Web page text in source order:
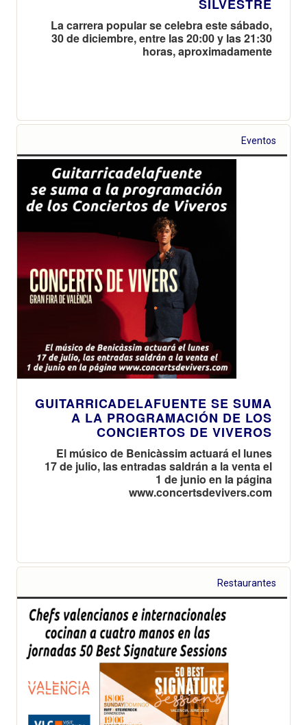
SILVESTRE
La carrera popular se celebra este sábado,
30 de diciembre, entre las 20:00 y las 21:30
horas, aproximadamente
Eventos
GUITARRICADELAFUENTE SE SUMA
A LA PROGRAMACIÓN DE LOS
CONCIERTOS DE VIVEROS
El músico de Benicàssim actuará el lunes
17 de julio, las entradas saldrán a la venta el
1 de junio en la página
www.concertsdevivers.com
Restaurantes